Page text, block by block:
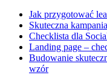
Jak przygotować
Skuteczna
Checklista dla
Landing page –
Budowanie
wzór